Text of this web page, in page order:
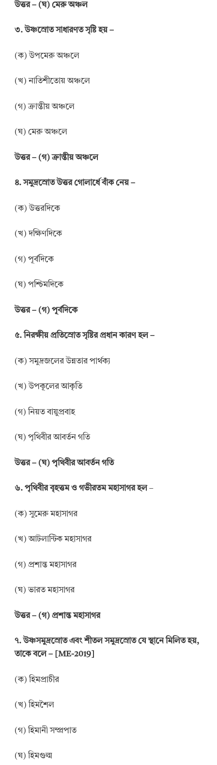
উত্তর– (ঘ) মেরু অঞ্চল
৩. উষ্ণস্রোত সাধারণত সৃষ্টি হয় –
(ক) উপমেরু অঞ্চলে
(খ) নাতিশীতোয় অঞ্চলে
(গ) ক্রান্তীয় অঞ্চলে
(ঘ) মেরু অঞ্চলে
উত্তর– (গ) ক্রান্তীয় অঞ্চলে
৪. সমুদ্রস্রোত উত্তর গোলার্ধে বাঁক নেয় –
(ক) উত্তরদিকে
(খ) দক্ষিণদিকে
(গ) পূর্বদিকে
(ঘ) পশ্চিমদিকে
উত্তর– (গ) পূর্বদিকে
৫. নিরক্ষীয় প্রতিস্রোত সৃষ্টির প্রধান কারণ হল –
(ক) সমুদ্রজলের উন্নতার পার্থক্য
(খ) উপকূলের আকৃতি
(গ) নিয়ত বায়ুপ্রবাহ
(ঘ) পৃথিবীর আবর্তন গতি
উত্তর– (ঘ) পৃথিবীর আবর্তন গতি
৬. পৃথিবীর বৃহত্তম ও গভীরতম মহাসাগর হল–
(ক) সুমেরু মহাসাগর
(খ) আটলান্টিক মহাসাগর
(গ) প্রশান্ত মহাসাগর
(ঘ) ভারত মহাসাগর
উত্তর– (গ) প্রশান্ত মহাসাগর
৭. উষ্ণসমুদ্রস্রোত এবং শীতল সমুদ্রস্রোত যে স্থানে মিলিত হয়,
তাকে বলে – [ME-2019]
(ক) হিমপ্রাচীর
(খ) হিমশৈল
(গ) হিমানী সম্প্রপাত
(ঘ) হিমগুল্ম